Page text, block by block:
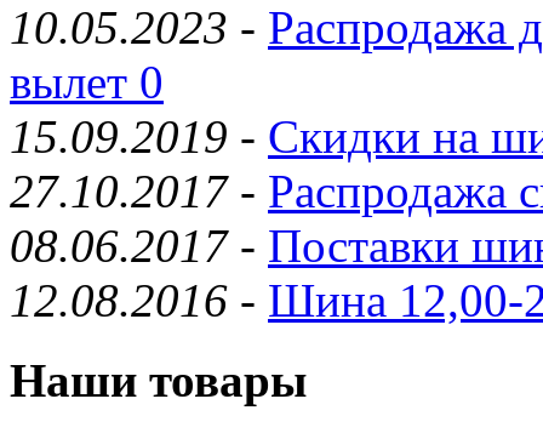
10.05.2023 - Распродажа
вылет 0
15.09.2019 - Скидки на
27.10.2017- Распродажа
08.06.2017- Поставки
12.08.2016 - Шина 12,00-
Наши товары